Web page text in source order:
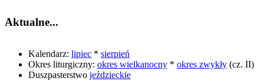
Aktualne...
Kalendarz: lipiec * sierpień
Okres liturgiczny: okres wielkanocny * okres zwykły (cz. II)
Duszpasterstwo jeździeckie